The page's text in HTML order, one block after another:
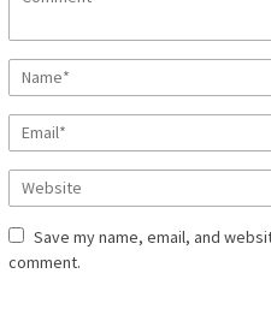
Save my name, email, and
comment.